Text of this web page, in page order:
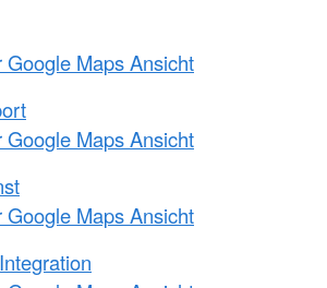
Google Maps Ansicht
Google Maps Ansicht
Google Maps Ansicht